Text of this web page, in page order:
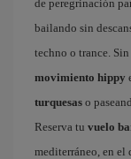
de peregrinación
bailando sin
techno o trance.
movimiento hippy
turquesas o
Reserva tu vuelo
mediterráneo, en